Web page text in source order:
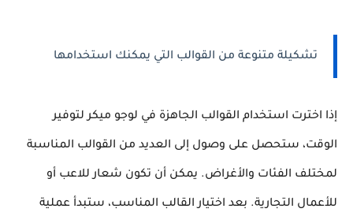
تشكيلة متنوعة من القوالب التي يمكنك استخدامها
إذا اخترت استخدام القوالب الجاهزة في لوجو ميكر لتوفير
الوقت، ستحصل على وصول إلى العديد من القوالب المناسبة
لمختلف الفئات والأغراض. يمكن أن تكون شعار للاعب أو
للأعمال التجارية. بعد اختيار القالب المناسب، ستبدأ عملية